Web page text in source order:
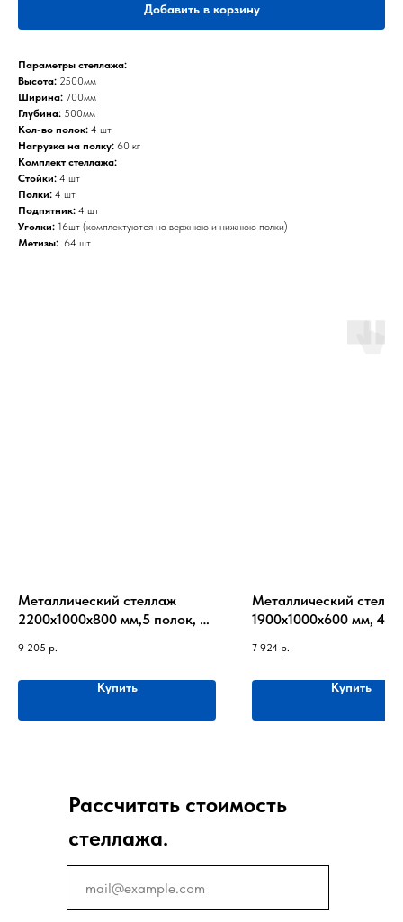
Добавить в корзину
Параметры стеллажа:
Высота: 2500мм
Ширина: 700мм
Глубина: 500мм
Кол-во полок: 4 шт
Нагрузка на полку: 60 кг
Комплект стеллажа:
Стойки: 4 шт
Полки: 4 шт
Подпятник: 4 шт
Уголки: 16шт (комплектуются на верхнюю и нижнюю полки)
Метизы: 64 шт
Металлический стеллаж
2200х1000х800 мм,5 полок, до
9 205 р.
Купить
Металлический
1900х1000х600 мм, 4
7 924 р.
Купить
Рассчитать стоимость
стеллажа.